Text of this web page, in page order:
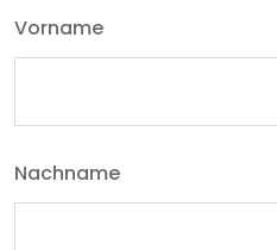
Vorname
Nachname